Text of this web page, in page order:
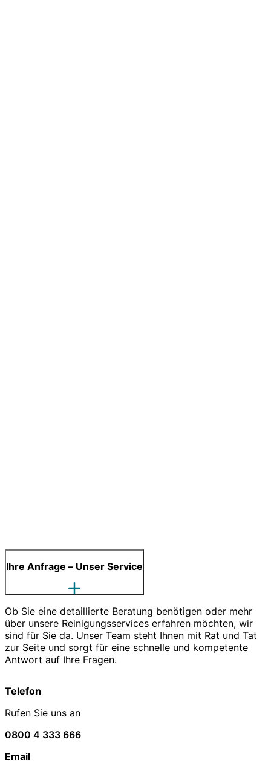
Ihre Anfrage – Unser Service
Ob Sie eine detaillierte Beratung benötigen oder mehr
über unsere Reinigungsservices erfahren möchten, wir
sind für Sie da. Unser Team steht Ihnen mit Rat und Tat
zur Seite und sorgt für eine schnelle und kompetente
Antwort auf Ihre Fragen.
Telefon
Rufen Sie uns an
0800 4 333 666
Email